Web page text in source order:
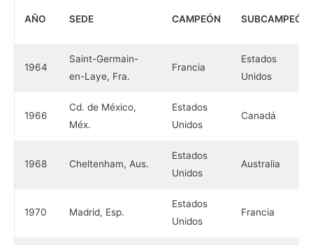
AÑO SEDE CAMPEÓN SUBCAMPEÓN
1964
Saint-Germain-
en-Laye, Fra.
Francia
Estados
Unidos
1966
Cd. de México,
Méx.
Estados
Unidos
Canadá
1968 Cheltenham, Aus.
Estados
Unidos
Australia
1970 Madrid, Esp.
Estados
Unidos
Francia